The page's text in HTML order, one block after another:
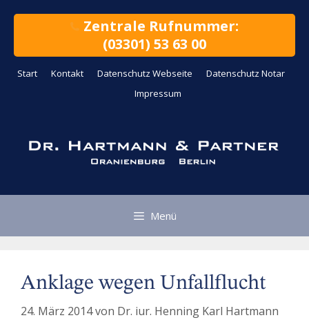
Zentrale Rufnummer:
(03301) 53 63 00
Start Kontakt Datenschutz Webseite
Datenschutz Notar
Impressum
Menü
Anklage wegen Unfallflucht
24. März 2014von Dr. iur. Henning Karl Hartmann